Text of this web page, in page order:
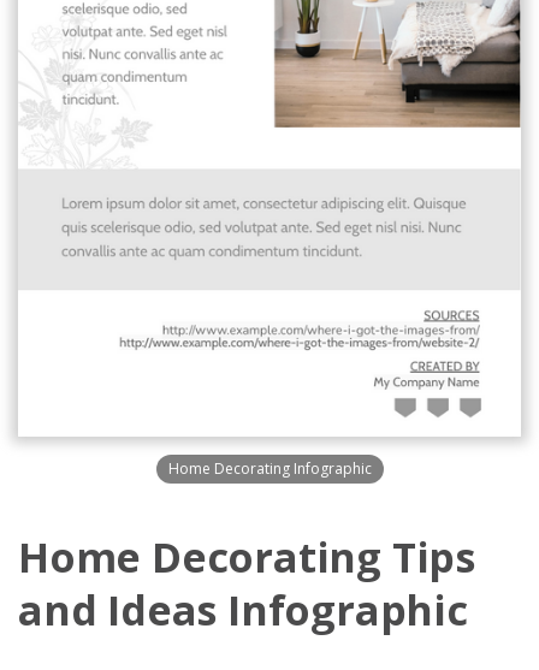
Home Decorating Infographic
Home Decorating Tips
and Ideas Infographic